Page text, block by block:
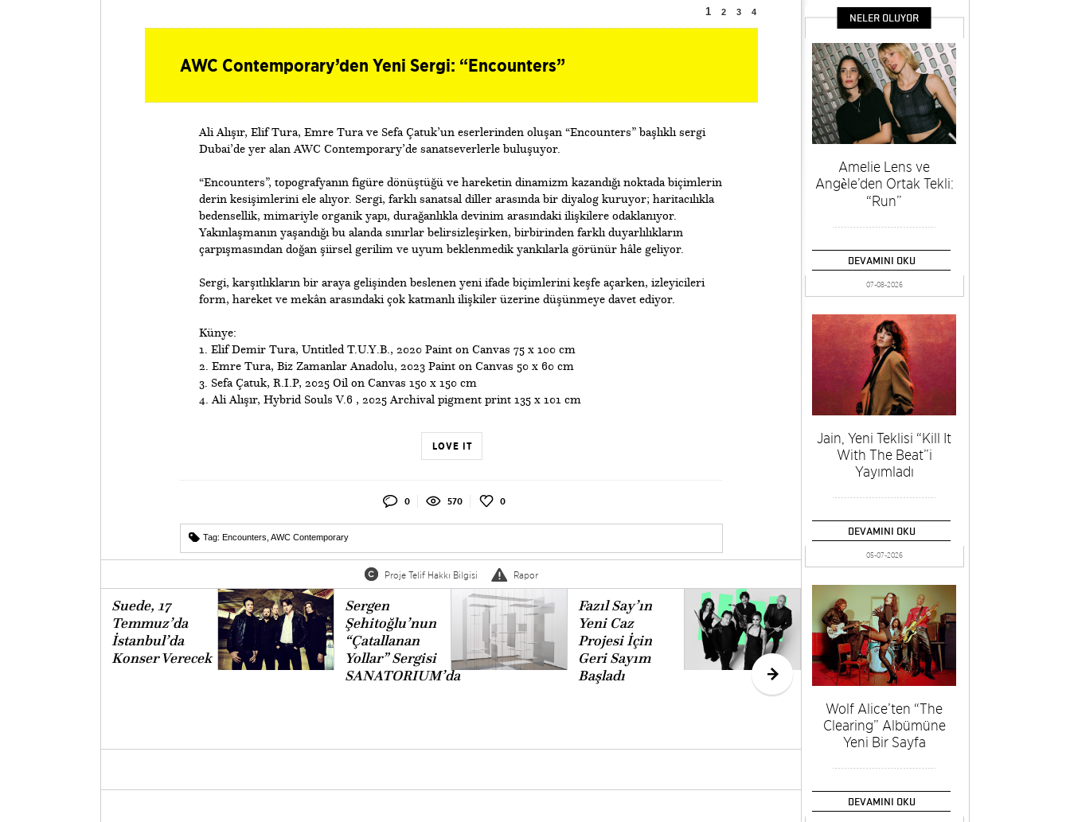
1 2 3 4
AWC Contemporary’den Yeni Sergi: “Encounters”
Ali Alışır, Elif Tura, Emre Tura ve Sefa Çatuk’un eserlerinden oluşan “Encounters” başlıklı sergi
Dubai’de yer alan AWC Contemporary’de sanatseverlerle buluşuyor.
“Encounters”, topografyanın figüre dönüştüğü ve hareketin dinamizm kazandığı noktada biçimlerin
derin kesişimlerini ele alıyor. Sergi, farklı sanatsal diller arasında bir diyalog kuruyor; haritacılıkla
bedensellik, mimariyle organik yapı, durağanlıkla devinim arasındaki ilişkilere odaklanıyor.
Yakınlaşmanın yaşandığı bu alanda sınırlar belirsizleşirken, birbirinden farklı duyarlılıkların
çarpışmasından doğan şiirsel gerilim ve uyum beklenmedik yankılarla görünür hâle geliyor.
Sergi, karşıtlıkların bir araya gelişinden beslenen yeni ifade biçimlerini keşfe açarken, izleyicileri
form, hareket ve mekân arasındaki çok katmanlı ilişkiler üzerine düşünmeye davet ediyor.
Künye:
1. Elif Demir Tura, Untitled T.U.Y.B., 2020 Paint on Canvas 75 x 100 cm
2. Emre Tura, Biz Zamanlar Anadolu, 2023 Paint on Canvas 50 x 60 cm
3. Sefa Çatuk, R.I.P, 2025 Oil on Canvas 150 x 150 cm
​4. Ali Alışır, Hybrid Souls V.6 , 2025 Archival pigment print 135 x 101 cm
LOVE IT
0 570 0
Tag: Encounters AWC Contemporary
Proje Telif Hakkı Bilgisi Rapor
Suede, 17
Temmuz’da
İstanbul’da
Konser Verecek
Sergen
Şehitoğlu’nun
“Çatallanan
Yollar” Sergisi
SANATORIUM’da
Fazıl Say’ın
Yeni Caz
Projesi İçin
Geri Sayım
Başladı
CCN/Aterballetto,
54. İstanbul
Müzik Festivali
Kapsamında
AKM’de
NELER OLUYOR
Amelie Lens ve
Angèle’den Ortak Tekli:
“Run”
DEVAMINI OKU
07-08-2026
Jain, Yeni Teklisi “Kill It
With The Beat”i
Yayımladı
DEVAMINI OKU
05-07-2026
Wolf Alice’ten “The
Clearing” Albümüne
Yeni Bir Sayfa
DEVAMINI OKU